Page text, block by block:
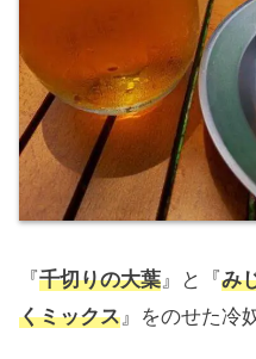
『千切りの大葉 』と『み
くミックス 』をのせた冷